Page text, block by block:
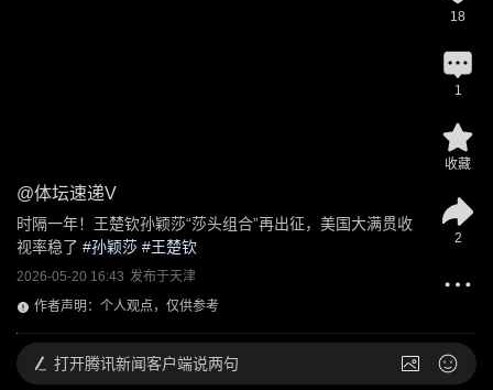
@体坛速递V
时隔一年！王楚钦孙颖莎“莎头组合”再出征，美国大满贯收
视率稳了 #孙颖莎 #王楚钦
2026-05-20 16:43 发布于天津
作者声明：个人观点，仅供参考
18
1
收藏
2
打开腾讯新闻客户端说两句